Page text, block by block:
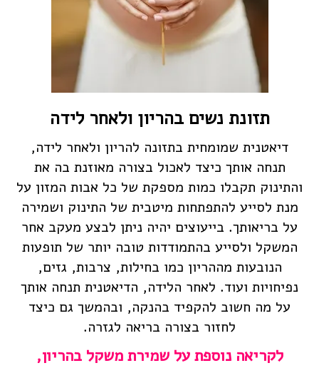
תזונת נשים בהריון ולאחר לידה
דיאטנית שמומחית בתזונה להריון ולאחר לידה,
תנחה אותך כיצד לאכול בצורה מאוזנת בה את
והתינוק תקבלו כמות מספקת של כל אבות המזון על
מנת לסייע להתפתחות מיטבית של התינוק ושמירה
על בריאותך. בייעוצים יהיה ניתן לבצע מעקב אחר
המשקל ולסייע בהתמודדות טובה יותר של תופעות
הנובעות מההריון כמו בחילות, צרבות, גזים,
נפיחויות ועוד. לאחר הלידה, הדיאטנית תנחה אותך
על מה חשוב להקפיד בהנקה, ובהמשך גם כיצד
לחזור בצורה בריאה לגזרה.
לקריאה נוספת על שמירת משקל בהריון,